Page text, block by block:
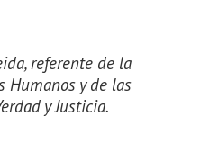
referente de la
Humanos y de las
y Justicia.